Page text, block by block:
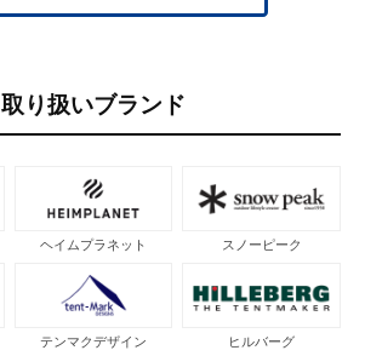
取り扱いブランド
ヘイムプラネット スノーピーク
テンマクデザイン ヒルバーグ